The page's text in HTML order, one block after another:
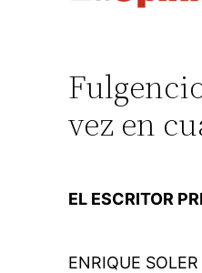
vez en
EL ESCRITOR
ENRIQUE